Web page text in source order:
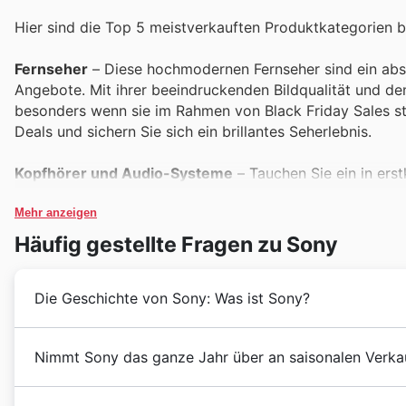
Hier sind die Top 5 meistverkauften Produktkategorien
Fernseher – Diese hochmodernen Fernseher sind ein
Angebote. Mit ihrer beeindruckenden Bildqualität und
besonders wenn sie im Rahmen von Black Friday
Deals und sichern Sie sich ein brillantes Seherlebnis.
Kopfhörer und Audio-Systeme – Tauchen Sie ein in
während großer Verkaufsaktionen wie Black Friday.
unschlagbaren Preisen.
den Sony Black Friday Sales und locken
PlayStation-Konsolen und Spiele– Die Welt der
Spielekatalog dominiert. Sie gehören zu den
Mehr anzeigen
Häufig gestellte Fragen zu Sony
Die Geschichte von Sony: Was ist Sony?
ihrer Gründung im Jahr 1946 in Japan durch Masaru
entwickelt und bringt stetig wegweisende
Nimmt Sony das ganze Jahr über an saisonalen